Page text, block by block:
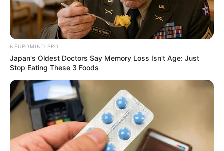
แนะนำ
ดูดวง
ดูดวง
NEUROMIND PRO
Japan's Oldest Doctors Say Memory Loss Isn't Age: Just
Stop Eating These 3 Foods